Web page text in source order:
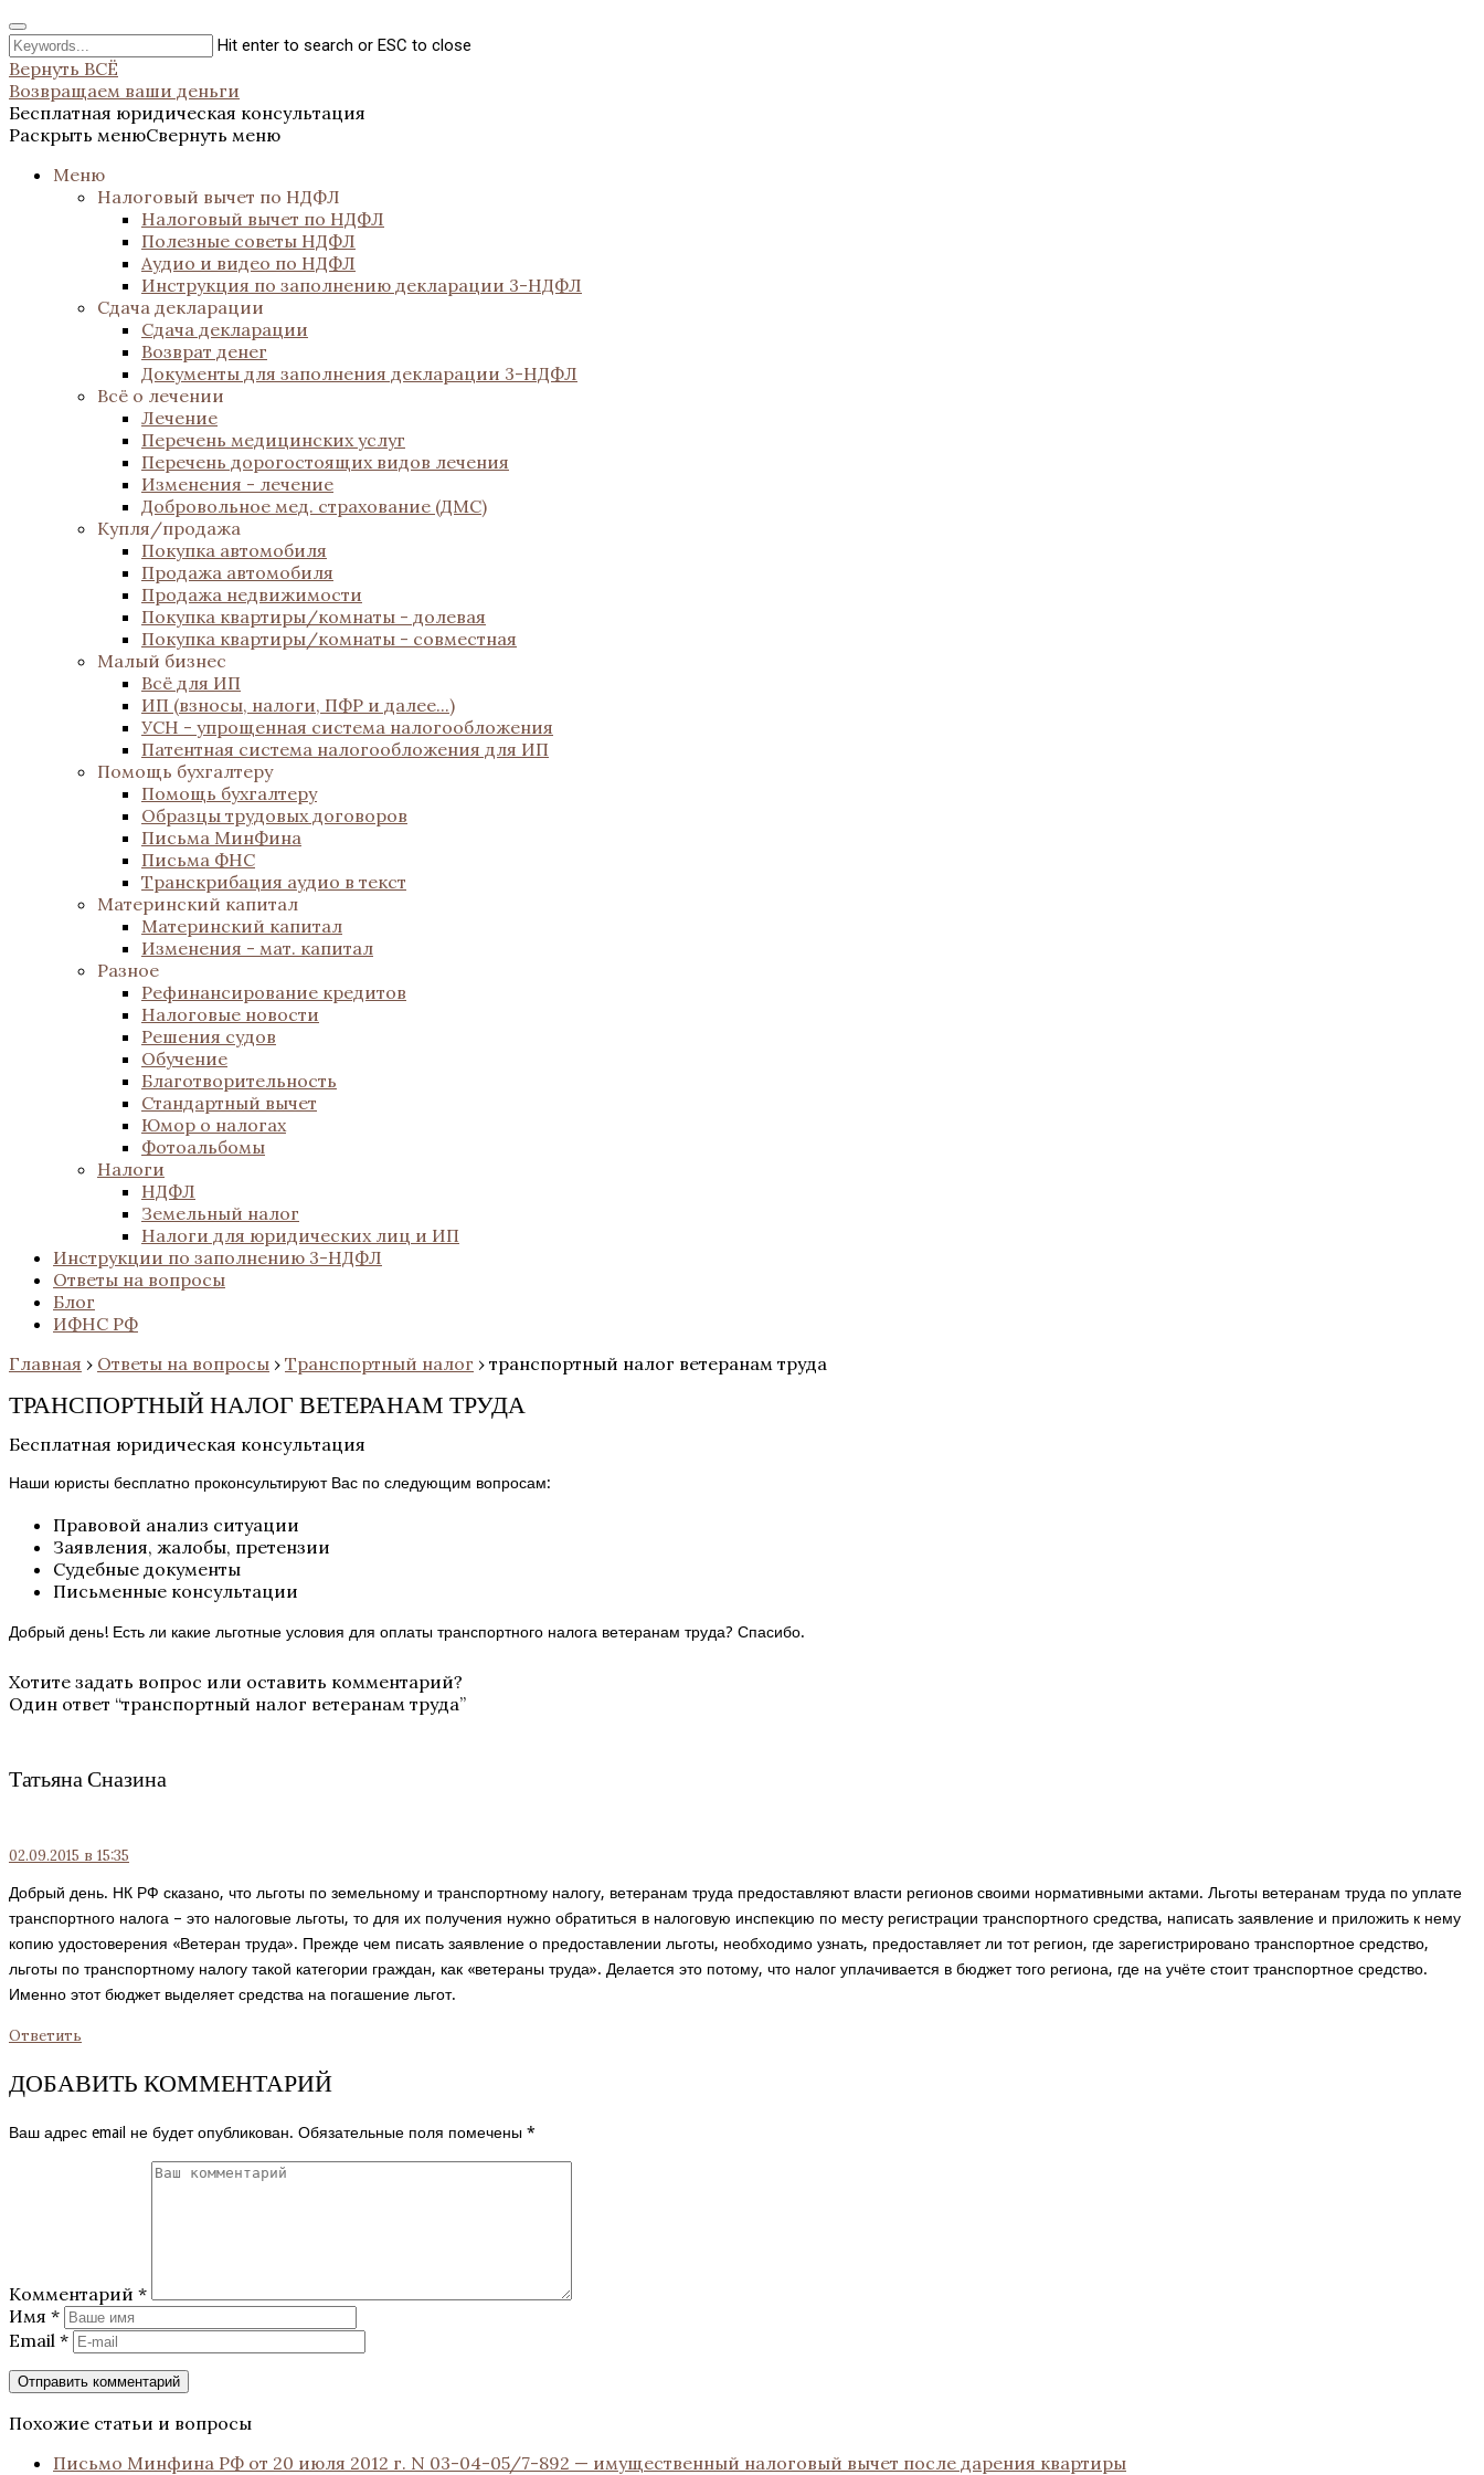
Hit enter to search or ESC to close
Вернуть ВСЁ
Возвращаем ваши деньги
Бесплатная юридическая консультация
Раскрыть менюСвернуть меню
Меню
Налоговый вычет по НДФЛ
Налоговый вычет по НДФЛ
Полезные советы НДФЛ
Аудио и видео по НДФЛ
Инструкция по заполнению декларации 3-НДФЛ
Сдача декларации
Сдача декларации
Возврат денег
Документы для заполнения декларации 3-НДФЛ
Всё о лечении
Лечение
Перечень медицинских услуг
Перечень дорогостоящих видов лечения
Изменения - лечение
Добровольное мед. страхование (ДМС)
Купля/продажа
Покупка автомобиля
Продажа автомобиля
Продажа недвижимости
Покупка квартиры/комнаты - долевая
Покупка квартиры/комнаты - совместная
Малый бизнес
Всё для ИП
ИП (взносы, налоги, ПФР и далее...)
УСН - упрощенная система налогообложения
Патентная система налогообложения для ИП
Помощь бухгалтеру
Помощь бухгалтеру
Образцы трудовых договоров
Письма МинФина
Письма ФНС
Транскрибация аудио в текст
Материнский капитал
Материнский капитал
Изменения - мат. капитал
Разное
Рефинансирование кредитов
Налоговые новости
Решения судов
Обучение
Благотворительность
Стандартный вычет
Юмор о налогах
Фотоальбомы
Налоги
НДФЛ
Земельный налог
Налоги для юридических лиц и ИП
Инструкции по заполнению 3-НДФЛ
Ответы на вопросы
Блог
ИФНС РФ
Главная › Ответы на вопросы › Транспортный налог › транспортный налог ветеранам труда
ТРАНСПОРТНЫЙ НАЛОГ ВЕТЕРАНАМ ТРУДА
Бесплатная юридическая консультация
Наши юристы бесплатно проконсультируют Вас по следующим вопросам:
Правовой анализ ситуации
Заявления, жалобы, претензии
Судебные документы
Письменные консультации
Добрый день! Есть ли какие льготные условия для оплаты транспортного налога ветеранам труда? Спасибо.
Хотите задать вопрос или оставить комментарий?
Один ответ “транспортный налог ветеранам труда”
Татьяна Сназина
02.09.2015 в 15:35
Добрый день. НК РФ сказано, что льготы по земельному и транспортному налогу, ветеранам труда предоставляют власти регионов своими нормативными актами. Льготы ветеранам труда по уплате
транспортного налога – это налоговые льготы, то для их получения нужно обратиться в налоговую инспекцию по месту регистрации транспортного средства, написать заявление и приложить к нему
копию удостоверения «Ветеран труда». Прежде чем писать заявление о предоставлении льготы, необходимо узнать, предоставляет ли тот регион, где зарегистрировано транспортное средство,
льготы по транспортному налогу такой категории граждан, как «ветераны труда». Делается это потому, что налог уплачивается в бюджет того региона, где на учёте стоит транспортное средство.
Именно этот бюджет выделяет средства на погашение льгот.
Ответить
ДОБАВИТЬ КОММЕНТАРИЙ
Ваш адрес email не будет опубликован. Обязательные поля помечены *
Комментарий *
Имя *
Email *
Похожие статьи и вопросы
Письмо Минфина РФ от 20 июля 2012 г. N 03-04-05/7-892 — имущественный налоговый вычет после дарения квартиры